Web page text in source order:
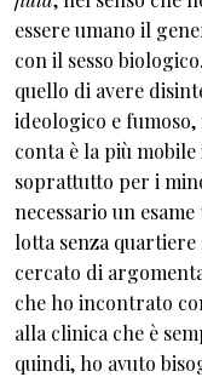
essere umano il
con il sesso
quello di avere
ideologico e
conta è la più
soprattutto per i
necessario un
lotta senza quartiere
cercato di
che ho incontrato
alla clinica che è
quindi, ho avuto